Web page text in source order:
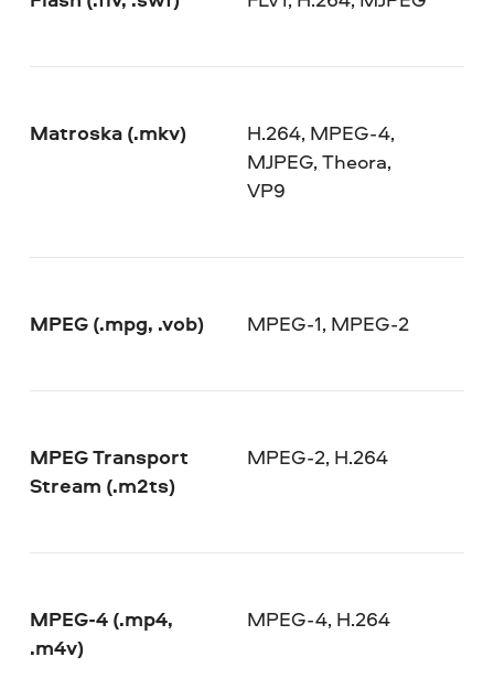
Matroska (.mkv)
H.264, MPEG-4,
MJPEG, Theora,
VP9
MPEG (.mpg, .vob) MPEG-1, MPEG-2
MPEG Transport
Stream (.m2ts)
MPEG-2, H.264
MPEG-4 (.mp4,
.m4v)
MPEG-4, H.264